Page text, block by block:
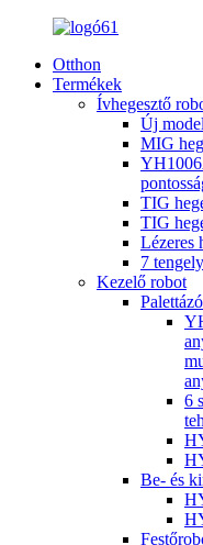
Otthon
Termékek
Ívhegesztő
Új
MIG
TIG
TIG
Lézeres
7
Kezelő robot
6
Be- és